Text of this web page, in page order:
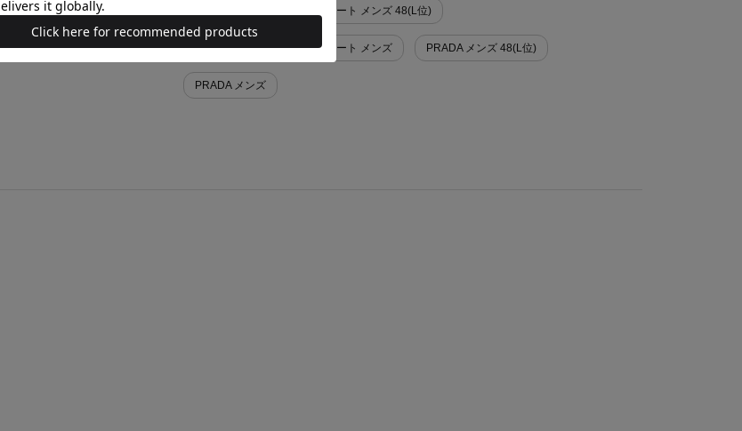
PRADA コート>チェスターコート メンズ 48(L位)
PRADA コート>チェスターコート メンズ PRADA メンズ 48(L位)
PRADA メンズ